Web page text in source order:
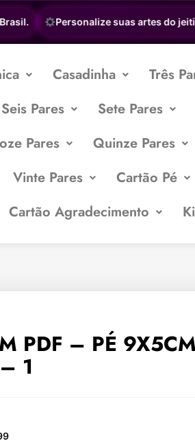
Personalize suas artes do
Casadinha Três
Seis Pares Sete Pares
Pares Quinze Pares
Vinte Pares Cartão Pé
Cartão Agradecimento
PDF – PÉ
1